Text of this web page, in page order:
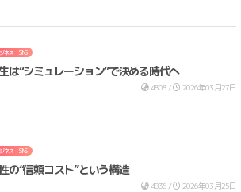
ネス・SNS
は“シミュレーション”で決める時代へ
4808 / 2026年03月27日
ネス・SNS
の“信頼コスト”という構造
4836 / 2026年03月25日